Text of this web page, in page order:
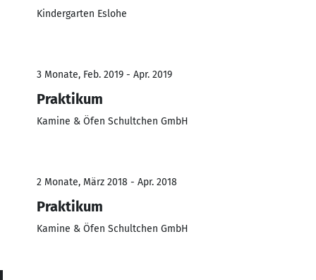
Kindergarten Eslohe
3 Monate, Feb. 2019 - Apr. 2019
Praktikum
Kamine & Öfen Schultchen GmbH
2 Monate, März 2018 - Apr. 2018
Praktikum
Kamine & Öfen Schultchen GmbH